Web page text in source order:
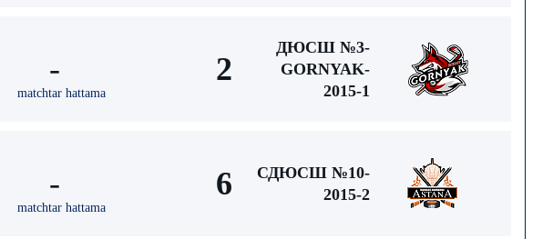
-
matchtar hattama
2
ДЮСШ №3-
GORNYAK-
2015-1
-
matchtar hattama
6
СДЮСШ №10-
2015-2